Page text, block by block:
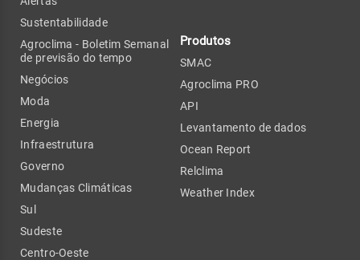
Sustentabilidade
Agroclima - Boletim Semanal
de previsão do tempo
Negócios
Moda
Energia
Infraestrutura
Governo
Mudanças Climáticas
Sul
Sudeste
Centro-Oeste
Produtos
SMAC
Agroclima PRO
API
Levantamento de dados
Ocean Report
Relclima
Weather Index